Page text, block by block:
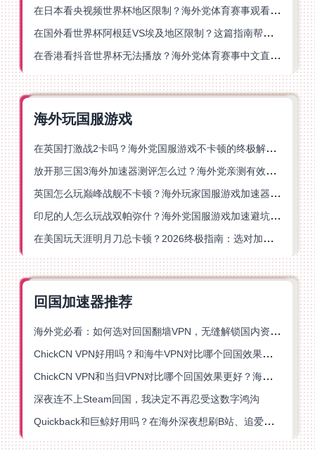
在日本看央视频世界杯地区限制？海外党体育赛事观看终极指南
在国外看世界杯阿根廷VS埃及地区限制？这篇指南帮你搞定中文直播+解说
在香港看抖音世界杯无法播放？海外党体育赛事中文直播终极指南
海外玩国服游戏
在英国打激战2卡吗？海外党国服游戏不卡顿的终极解决方案
放开那三国3海外加速器测评怎么过？海外党亲测有效的国服游戏加速指南
英国怎么玩巅峰战舰不卡顿？海外玩家国服游戏加速器终极指南
印尼的人怎么玩战双帕弥什？海外党国服游戏加速避坑指南
在美国玩天涯明月刀总卡顿？2026终极指南：选对加速器让你丝滑连招
回国加速器推荐
海外党必看：如何选对回国翻墙VPN，无缝解锁国内资源？
ChickCN VPN好用吗？和海牛VPN对比哪个回国效果更好？
ChickCN VPN和当归VPN对比哪个回国效果更好？海外党亲测后选了它
深夜连不上Steam回国，我决定不再忍受这数字鸿沟
Quickback和巨鲸好用吗？在海外深夜想刷B站、追爱奇艺的你，或许正需要这份答案